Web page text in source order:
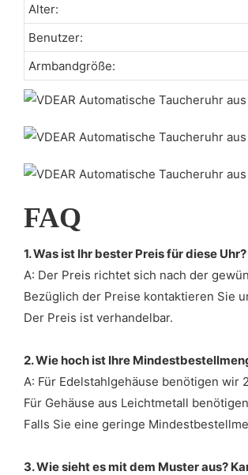
Alter:
Benutzer:
Armbandgröße:
FAQ
1. Was ist Ihr bester Preis für diese Uhr?
A: Der Preis richtet sich nach der
Bezüglich der Preise kontaktieren Sie
Der Preis ist verhandelbar.
2. Wie hoch ist Ihre
A: Für Edelstahlgehäuse benötigen wir
Für Gehäuse aus Leichtmetall
Falls Sie eine geringe
3. Wie sieht es mit dem Muster aus?